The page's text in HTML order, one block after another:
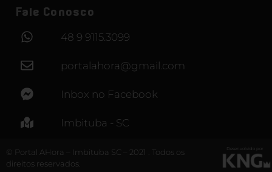
Fale Conosco
48 9 9115.3099
portalahora@gmail.com
Inbox no Facebook
Imbituba - SC
© Portal AHora – Imbituba SC – 2021 . Todos os
direitos reservados.
Desenvolvido por